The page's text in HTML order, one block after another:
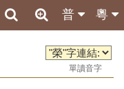
粵
普
單讀音字